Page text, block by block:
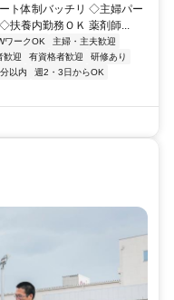
ト体制バッチリ ◇主婦パー
養内勤務ＯＫ 薬剤師...
ワークOK
主婦・主夫歓迎
歓迎 有資格者歓迎
研修あり
以内
週2・3日からOK